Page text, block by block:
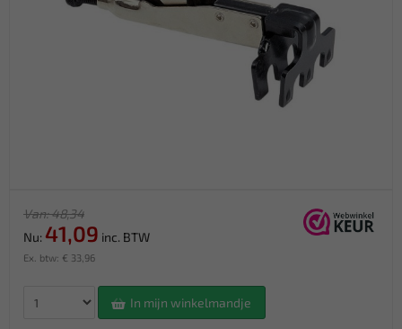
Van: 48,34
Nu: 41,09 inc. BTW
Ex. btw: € 33,96
In mijn winkelmandje